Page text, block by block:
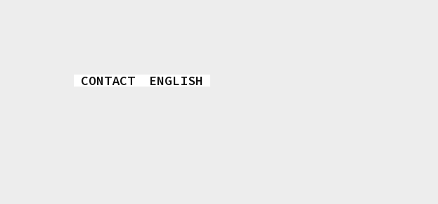
CONTACT ENGLISH